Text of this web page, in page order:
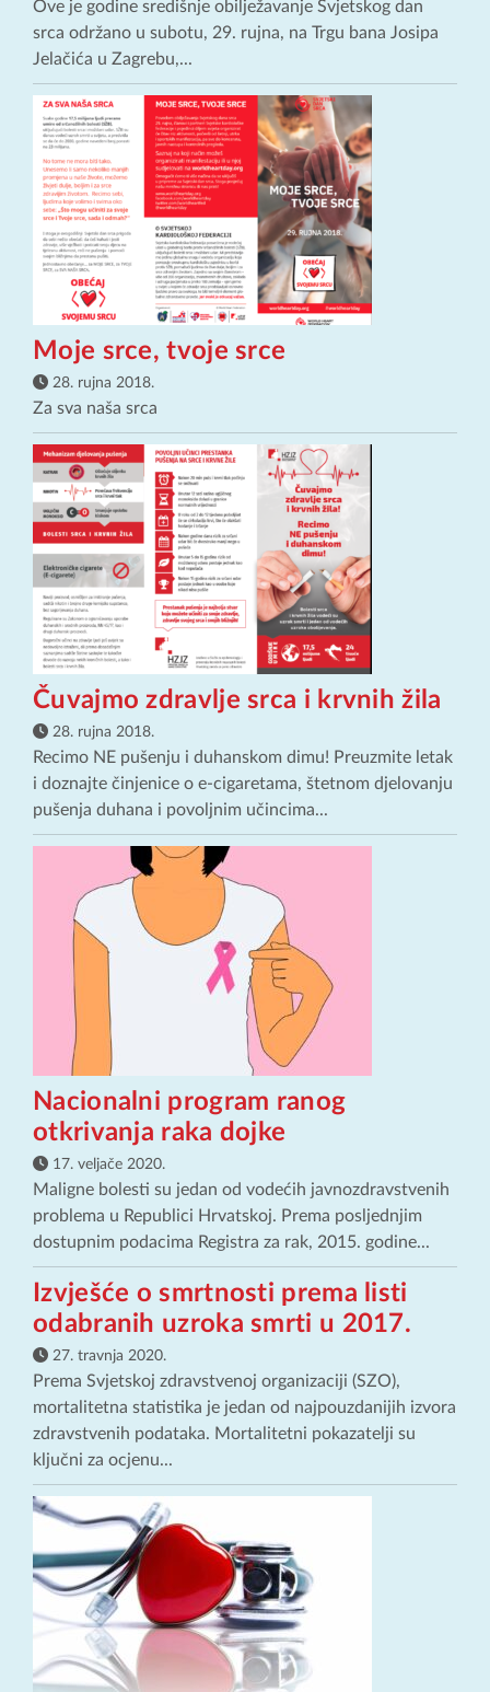
Ove je godine središnje obilježavanje Svjetskog dan
srca održano u subotu, 29. rujna, na Trgu bana Josipa
Jelačića u Zagrebu,...
Moje srce, tvoje srce
28. rujna 2018.
Za sva naša srca
Čuvajmo zdravlje srca i krvnih žila
28. rujna 2018.
Recimo NE pušenju i duhanskom dimu! Preuzmite letak
i doznajte činjenice o e-cigaretama, štetnom djelovanju
pušenja duhana i povoljnim učincima...
Nacionalni program ranog
otkrivanja raka dojke
17. veljače 2020.
Maligne bolesti su jedan od vodećih javnozdravstvenih
problema u Republici Hrvatskoj. Prema posljednjim
dostupnim podacima Registra za rak, 2015. godine...
Izvješće o smrtnosti prema listi
odabranih uzroka smrti u 2017.
27. travnja 2020.
Prema Svjetskoj zdravstvenoj organizaciji (SZO),
mortalitetna statistika je jedan od najpouzdanijih izvora
zdravstvenih podataka. Mortalitetni pokazatelji su
ključni za ocjenu...